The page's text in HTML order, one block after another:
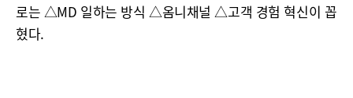
로는 △MD 일하는 방식 △옴니채널 △고객 경험 혁신이 꼽
혔다.